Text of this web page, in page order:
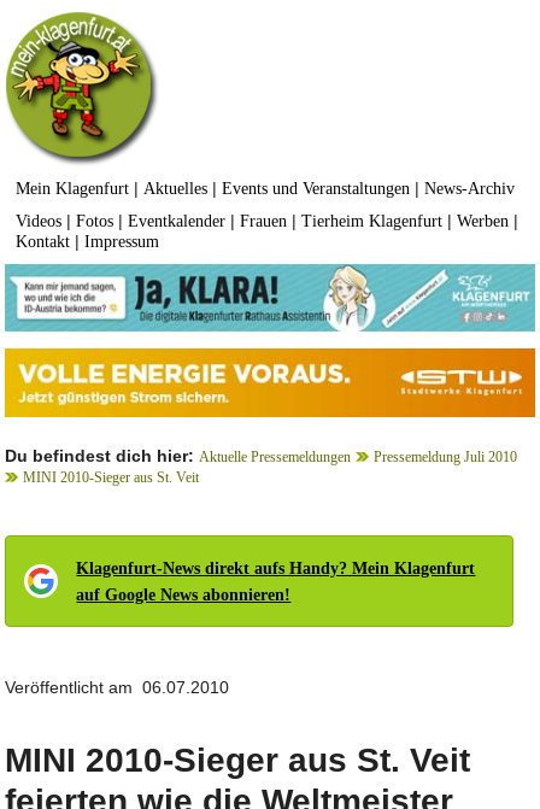
Mein Klagenfurt | Aktuelles |Events und Veranstaltungen |News-Archiv
Videos |Fotos |Eventkalender |Frauen |Tierheim Klagenfurt |Werben |
Kontakt |Impressum
Du befindest dich hier: Aktuelle Pressemeldungen
Pressemeldung Juli 2010
MINI 2010-Sieger aus St. Veit
Klagenfurt-News direkt aufs Handy? Mein Klagenfurt
auf Google News abonnieren!
Veröffentlicht am 06.07.2010
MINI 2010-Sieger aus St. Veit